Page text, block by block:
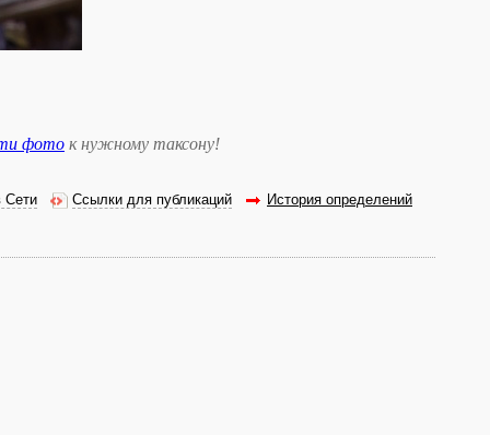
фото к нужному таксону!
Сети Ссылки для публикаций История определений